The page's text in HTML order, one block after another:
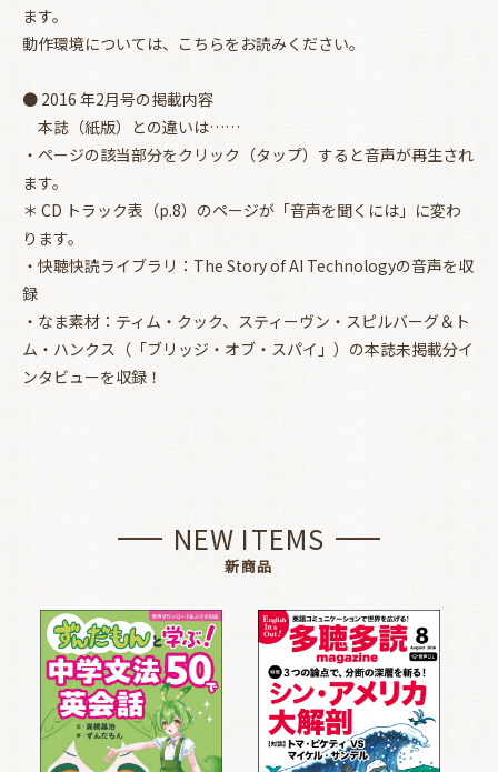
お買い物を続ける カートへ進む
ます。
動作環境については、 こちらをお読みください。
● 2016 年2月号の掲載内容
本誌（紙版）との違いは……
・ページの該当部分をクリック（タップ）すると音声が再生され
ます。
＊ CD トラック表（p.8）のページが「音声を聞くには」に変わ
ります。
・快聴快読ライブラリ：The Story of AI Technologyの音声を収
録
・なま素材：ティム・クック、スティーヴン・スピルバーグ＆ト
ム・ハンクス（「ブリッジ・オブ・スパイ」）の本誌未掲載分イ
ンタビューを収録！
NEW ITEMS
新商品